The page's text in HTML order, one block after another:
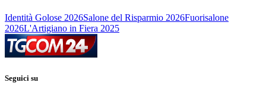
Identità Golose 2026Salone del Risparmio 2026Fuorisalone
2026L'Artigiano in Fiera 2025
Seguici su